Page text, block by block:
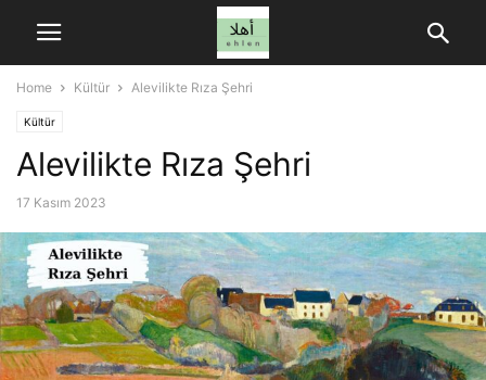
Home Kültür Alevilikte Rıza Şehri
Kültür
Alevilikte Rıza Şehri
17 Kasım 2023